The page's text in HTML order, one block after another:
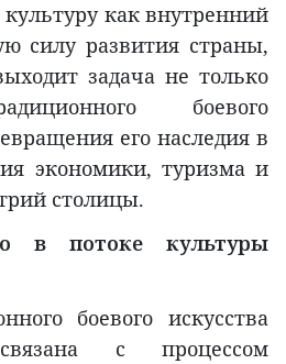
культуру как внутренний
силу развития страны,
задача не только
боевого
его наследия в
экономики, туризма и
столицы.
в потоке культуры
боевого искусства
с процессом